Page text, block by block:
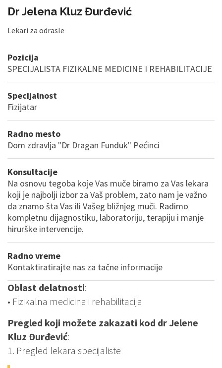
Dr Jelena Kluz Đurđević
Lekari za odrasle
Pozicija
SPECIJALISTA FIZIKALNE MEDICINE I REHABILITACIJE
Specijalnost
Fizijatar
Radno mesto
Dom zdravlja "Dr Dragan Funduk" Pećinci
Konsultacije
Na osnovu tegoba koje Vas muče biramo za Vas lekara
koji je najbolji izbor za Vaš problem, zato nam je važno
da znamo šta Vas ili Vašeg bližnjeg muči. Radimo
kompletnu dijagnostiku, laboratoriju, terapiju i manje
hirurške intervencije.
Radno vreme
Kontaktiratirajte nas za tačne informacije
Oblast delatnosti:
• Fizikalna medicina i rehabilitacija
Pregled koji možete zakazati kod dr Jelene
Kluz Đurđević:
1. Pregled lekara specijaliste